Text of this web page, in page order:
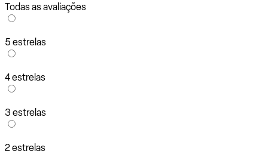
Todas as avaliações
5 estrelas
4 estrelas
3 estrelas
2 estrelas